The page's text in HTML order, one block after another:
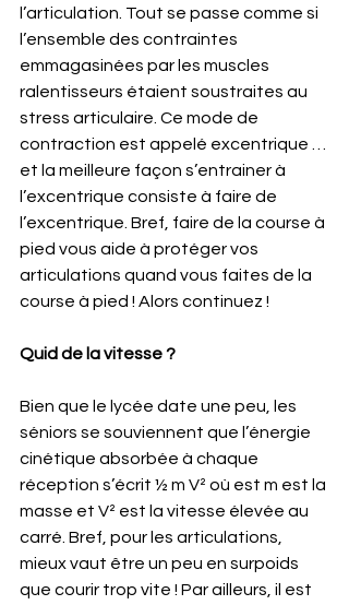
l’articulation. Tout se passe comme si
l’ensemble des contraintes
emmagasinées par les muscles
ralentisseurs étaient soustraites au
stress articulaire. Ce mode de
contraction est appelé excentrique …
et la meilleure façon s’entrainer à
l’excentrique consiste à faire de
l’excentrique. Bref, faire de la course à
pied vous aide à protéger vos
articulations quand vous faites de la
course à pied ! Alors continuez !
Quid de la vitesse ?
Bien que le lycée date une peu, les
séniors se souviennent que l’énergie
cinétique absorbée à chaque
réception s’écrit ½ m V² où est m est la
masse et V² est la vitesse élevée au
carré. Bref, pour les articulations,
mieux vaut être un peu en surpoids
que courir trop vite ! Par ailleurs, il est